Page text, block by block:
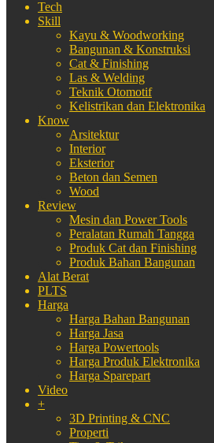
Tech
Skill
Kayu & Woodworking
Bangunan & Konstruksi
Cat & Finishing
Las & Welding
Teknik Otomotif
Kelistrikan dan Elektronika
Know
Arsitektur
Interior
Eksterior
Beton dan Semen
Wood
Review
Mesin dan Power Tools
Peralatan Rumah Tangga
Produk Cat dan Finishing
Produk Bahan Bangunan
Alat Berat
PLTS
Harga
Harga Bahan Bangunan
Harga Jasa
Harga Powertools
Harga Produk Elektronika
Harga Sparepart
Video
+
3D Printing & CNC
Properti